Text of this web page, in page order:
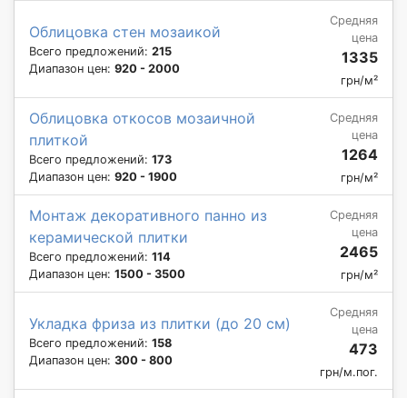
Облицовка стен мозаикой
Всего предложений: 215
Диапазон цен: 920 - 2000
Средняя
цена
1335
грн/м²
Облицовка откосов мозаичной
плиткой
Всего предложений: 173
Диапазон цен: 920 - 1900
Средняя
цена
1264
грн/м²
Монтаж декоративного панно из
керамической плитки
Всего предложений: 114
Диапазон цен: 1500 - 3500
Средняя
цена
2465
грн/м²
Укладка фриза из плитки (до 20 см)
Всего предложений: 158
Диапазон цен: 300 - 800
Средняя
цена
473
грн/м.пог.